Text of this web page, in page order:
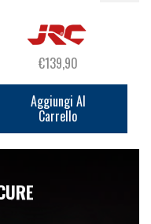
€139,90
Aggiungi Al
Carrello